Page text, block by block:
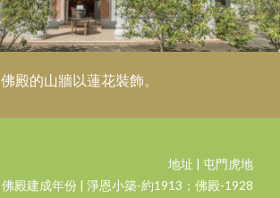
佛殿的山牆以蓮花裝飾。
地址 | 屯門虎地
佛殿建成年份 | 淨恩小築-約1913；佛殿-1928